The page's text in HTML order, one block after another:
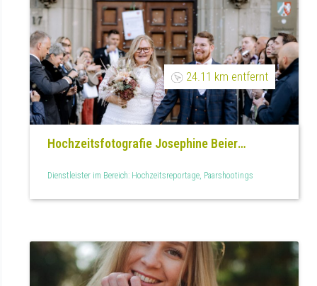
24.11 km entfernt
Hochzeitsfotografie Josephine Beier
Dienstleister im Bereich: Hochzeitsreportage, Paarshootings